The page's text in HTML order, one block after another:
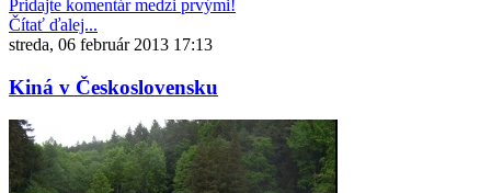
Pridajte komentár medzi prvými!
Čítať ďalej...
streda, 06 február 2013 17:13
Kiná v Československu